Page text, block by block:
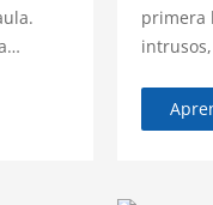
en
primera
civil y